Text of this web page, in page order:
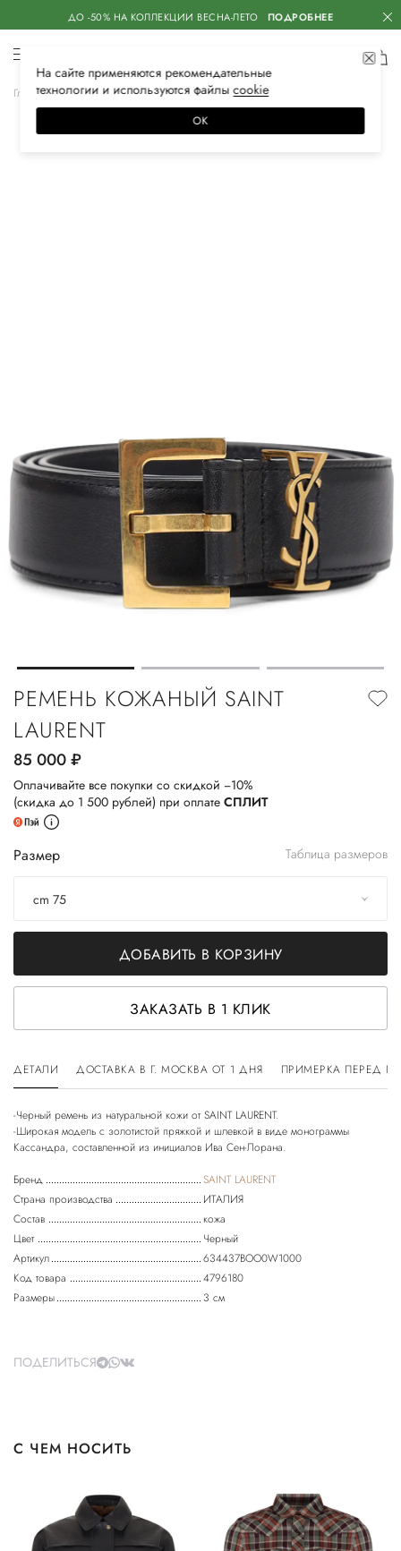
ДО -50% НА КОЛЛЕКЦИИ ВЕСНА-ЛЕТО ПОДРОБНЕЕ
Главная Женская Аксессуары Ремни
РЕМЕНЬ КОЖАНЫЙ SAINT
LAURENT
85 000руб.
Оплачивайте все покупки со скидкой −10%
(скидка до 1 500 рублей) при оплате СПЛИТ
Размер Таблица размеров
cm 75
ДОБАВИТЬ В КОРЗИНУ
ЗАКАЗАТЬ В 1 КЛИК
ДЕТАЛИ ДОСТАВКА В Г. МОСКВА ОТ 1 ДНЯ ПРИМЕРКА ПЕРЕД
-Черный ремень из натуральной кожи от SAINT LAURENT.
-Широкая модель с золотистой пряжкой и шлевкой в виде монограммы
Бренд
SAINT LAURENT
Страна производства
ИТАЛИЯ
Состав
кожа
Цвет
Черный
Артикул
634437BOO0W1000
Код товара
4796180
Размеры
3 см
ПОДЕЛИТЬСЯ
С ЧЕМ НОСИТЬ
На сайте применяются рекомендательные
технологии и используются файлысооkiе
ОК